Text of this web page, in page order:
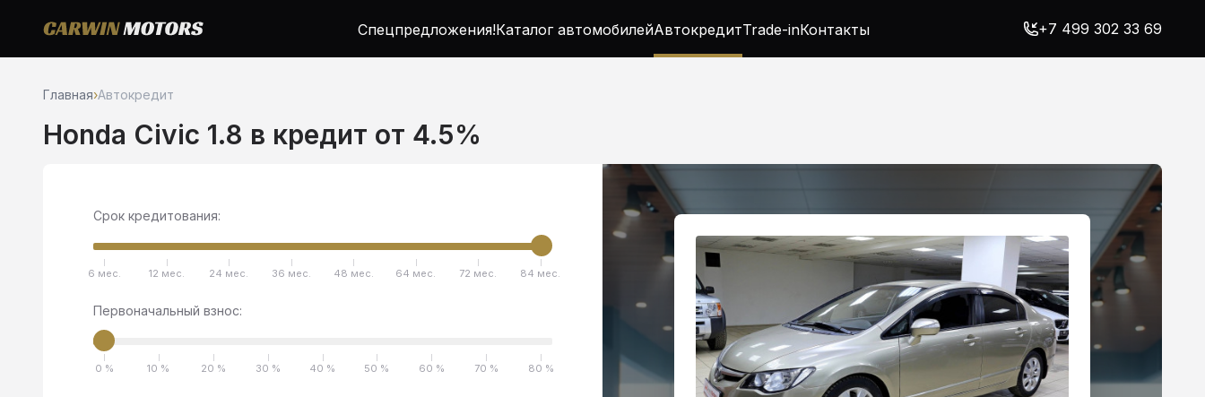
Спецпредложения!Каталог автомобилейАвтокредитTrade-inКонтакты +7 499 302 33 69
Главная›Автокредит
Honda Civic 1.8 в кредит от 4.5%
Срок кредитования:
6 мес. 12 мес. 24 мес. 36 мес. 48 мес. 64 мес. 72 мес. 84 мес.
Первоначальный взнос:
0 % 10 % 20 % 30 % 40 % 50 % 60 % 70 % 80 %